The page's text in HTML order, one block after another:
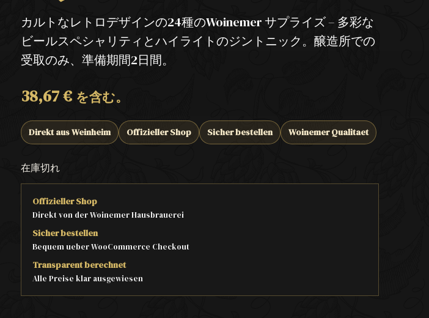
カルトなレトロデザインの24種のWoinemer サプライズ – 多彩な
ビールスペシャリティとハイライトのジントニック。醸造所での
受取のみ、準備期間2日間。
38,67€ を含む。
Direkt aus Weinheim Offizieller Shop Sicher bestellen Woinemer Qualitaet
在庫切れ
Offizieller Shop
Direkt von der Woinemer Hausbrauerei
Sicher bestellen
Bequem ueber WooCommerce Checkout
Transparent berechnet
Alle Preise klar ausgewiesen